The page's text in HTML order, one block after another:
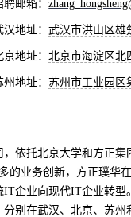
聘邮箱：
汉地址：武汉市洪山区雄
京地址：北京市海淀区北
州地址：苏州市工业园区
，依托北京大学和方正
的业务创新，方正璞华
IT企业向现代IT企业转型。
分别在武汉、北京、苏